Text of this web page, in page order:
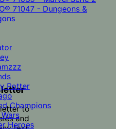
to
and
71047 - Dungeons &
Potter
Champions
Heroes